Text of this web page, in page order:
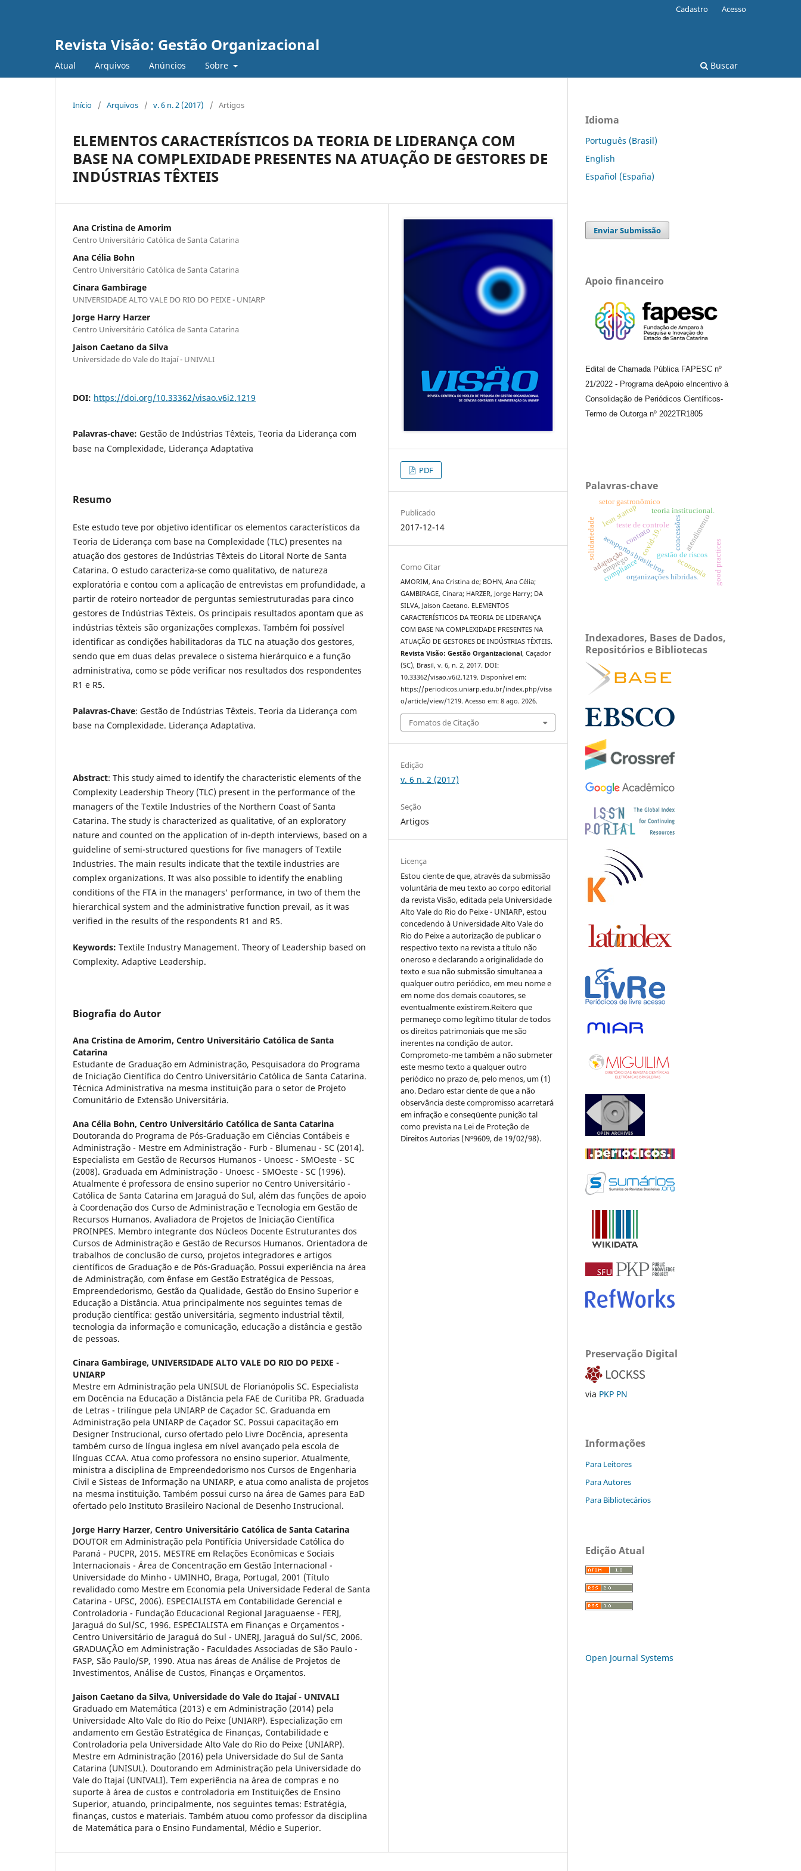
Revista Visão: Gestão Organizacional
Atual Arquivos Anúncios Sobre Buscar
Cadastro Acesso
Início / Arquivos / v. 6 n. 2 (2017) / Artigos
ELEMENTOS CARACTERÍSTICOS DA TEORIA DE LIDERANÇA COM
BASE NA COMPLEXIDADE PRESENTES NA ATUAÇÃO DE GESTORES DE
INDÚSTRIAS TÊXTEIS
Ana Cristina de Amorim
Centro Universitário Católica de Santa Catarina
Ana Célia Bohn
Centro Universitário Católica de Santa Catarina
Cinara Gambirage
UNIVERSIDADE ALTO VALE DO RIO DO PEIXE - UNIARP
Jorge Harry Harzer
Centro Universitário Católica de Santa Catarina
Jaison Caetano da Silva
Universidade do Vale do Itajaí - UNIVALI
DOI: https://doi.org/10.33362/visao.v6i2.1219
Palavras-chave: Gestão de Indústrias Têxteis, Teoria da Liderança com
base na Complexidade, Liderança Adaptativa
Resumo
Este estudo teve por objetivo identificar os elementos característicos da
Teoria de Liderança com base na Complexidade (TLC) presentes na
atuação dos gestores de Indústrias Têxteis do Litoral Norte de Santa
Catarina. O estudo caracteriza-se como qualitativo, de natureza
exploratória e contou com a aplicação de entrevistas em profundidade, a
partir de roteiro norteador de perguntas semiestruturadas para cinco
gestores de Indústrias Têxteis. Os principais resultados apontam que as
indústrias têxteis são organizações complexas. Também foi possível
identificar as condições habilitadoras da TLC na atuação dos gestores,
sendo que em duas delas prevalece o sistema hierárquico e a função
administrativa, como se pôde verificar nos resultados dos respondentes
R1 e R5.
Palavras-Chave: Gestão de Indústrias Têxteis. Teoria da Liderança com
base na Complexidade. Liderança Adaptativa.
Abstract: This study aimed to identify the characteristic elements of the
Complexity Leadership Theory (TLC) present in the performance of the
managers of the Textile Industries of the Northern Coast of Santa
Catarina. The study is characterized as qualitative, of an exploratory
nature and counted on the application of in-depth interviews, based on a
guideline of semi-structured questions for five managers of Textile
Industries. The main results indicate that the textile industries are
complex organizations. It was also possible to identify the enabling
conditions of the FTA in the managers' performance, in two of them the
hierarchical system and the administrative function prevail, as it was
verified in the results of the respondents R1 and R5.
Keywords: Textile Industry Management. Theory of Leadership based on
Complexity. Adaptive Leadership.
Biografia do Autor
Ana Cristina de Amorim, Centro Universitário Católica de Santa
Catarina
Estudante de Graduação em Administração, Pesquisadora do Programa
de Iniciação Científica do Centro Universitário Católica de Santa Catarina.
Técnica Administrativa na mesma instituição para o setor de Projeto
Comunitário de Extensão Universitária.
Ana Célia Bohn, Centro Universitário Católica de Santa Catarina
Doutoranda do Programa de Pós-Graduação em Ciências Contábeis e
Administração - Mestre em Administração - Furb - Blumenau - SC (2014).
Especialista em Gestão de Recursos Humanos - Unoesc - SMOeste - SC
(2008). Graduada em Administração - Unoesc - SMOeste - SC (1996).
Atualmente é professora de ensino superior no Centro Universitário -
Católica de Santa Catarina em Jaraguá do Sul, além das funções de apoio
à Coordenação dos Curso de Administração e Tecnologia em Gestão de
Recursos Humanos. Avaliadora de Projetos de Iniciação Científica
PROINPES. Membro integrante dos Núcleos Docente Estruturantes dos
Cursos de Administração e Gestão de Recursos Humanos. Orientadora de
trabalhos de conclusão de curso, projetos integradores e artigos
científicos de Graduação e de Pós-Graduação. Possui experiência na área
de Administração, com ênfase em Gestão Estratégica de Pessoas,
Empreendedorismo, Gestão da Qualidade, Gestão do Ensino Superior e
Educação a Distância. Atua principalmente nos seguintes temas de
produção científica: gestão universitária, segmento industrial têxtil,
tecnologia da informação e comunicação, educação a distância e gestão
de pessoas.
Cinara Gambirage, UNIVERSIDADE ALTO VALE DO RIO DO PEIXE -
UNIARP
Mestre em Administração pela UNISUL de Florianópolis SC. Especialista
em Docência na Educação a Distância pela FAE de Curitiba PR. Graduada
de Letras - trilíngue pela UNIARP de Caçador SC. Graduanda em
Administração pela UNIARP de Caçador SC. Possui capacitação em
Designer Instrucional, curso ofertado pelo Livre Docência, apresenta
também curso de língua inglesa em nível avançado pela escola de
línguas CCAA. Atua como professora no ensino superior. Atualmente,
ministra a disciplina de Empreendedorismo nos Cursos de Engenharia
Civil e Sisteas de Informação na UNIARP, e atua como analista de projetos
na mesma instituição. Também possui curso na área de Games para EaD
ofertado pelo Instituto Brasileiro Nacional de Desenho Instrucional.
Jorge Harry Harzer, Centro Universitário Católica de Santa Catarina
DOUTOR em Administração pela Pontifícia Universidade Católica do
Paraná - PUCPR, 2015. MESTRE em Relações Econômicas e Sociais
Internacionais - Área de Concentração em Gestão Internacional -
Universidade do Minho - UMINHO, Braga, Portugal, 2001 (Título
revalidado como Mestre em Economia pela Universidade Federal de Santa
Catarina - UFSC, 2006). ESPECIALISTA em Contabilidade Gerencial e
Controladoria - Fundação Educacional Regional Jaraguaense - FERJ,
Jaraguá do Sul/SC, 1996. ESPECIALISTA em Finanças e Orçamentos -
Centro Universitário de Jaraguá do Sul - UNERJ, Jaraguá do Sul/SC, 2006.
GRADUAÇÃO em Administração - Faculdades Associadas de São Paulo -
FASP, São Paulo/SP, 1990. Atua nas áreas de Análise de Projetos de
Investimentos, Análise de Custos, Finanças e Orçamentos.
Jaison Caetano da Silva, Universidade do Vale do Itajaí - UNIVALI
Graduado em Matemática (2013) e em Administração (2014) pela
Universidade Alto Vale do Rio do Peixe (UNIARP). Especialização em
andamento em Gestão Estratégica de Finanças, Contabilidade e
Controladoria pela Universidade Alto Vale do Rio do Peixe (UNIARP).
Mestre em Administração (2016) pela Universidade do Sul de Santa
Catarina (UNISUL). Doutorando em Administração pela Universidade do
Vale do Itajaí (UNIVALI). Tem experiência na área de compras e no
suporte à área de custos e controladoria em Instituições de Ensino
Superior, atuando, principalmente, nos seguintes temas: Estratégia,
finanças, custos e materiais. Também atuou como professor da disciplina
de Matemática para o Ensino Fundamental, Médio e Superior.
PDF
Publicado
2017-12-14
Como Citar
AMORIM, Ana Cristina de; BOHN, Ana Célia;
GAMBIRAGE, Cinara; HARZER, Jorge Harry; DA
SILVA, Jaison Caetano. ELEMENTOS
CARACTERÍSTICOS DA TEORIA DE LIDERANÇA
COM BASE NA COMPLEXIDADE PRESENTES NA
ATUAÇÃO DE GESTORES DE INDÚSTRIAS TÊXTEIS.
Revista Visão: Gestão Organizacional, Caçador
(SC), Brasil, v. 6, n. 2, 2017. DOI:
10.33362/visao.v6i2.1219. Disponível em:
https://periodicos.uniarp.edu.br/index.php/visa
o/article/view/1219. Acesso em: 8 ago. 2026.
Fomatos de Citação
Edição
v. 6 n. 2 (2017)
Seção
Artigos
Licença
Estou ciente de que, através da submissão
voluntária de meu texto ao corpo editorial
da revista Visão, editada pela Universidade
Alto Vale do Rio do Peixe - UNIARP, estou
concedendo à Universidade Alto Vale do
Rio do Peixe a autorização de publicar o
respectivo texto na revista a título não
oneroso e declarando a originalidade do
texto e sua não submissão simultanea a
qualquer outro periódico, em meu nome e
em nome dos demais coautores, se
eventualmente existirem.Reitero que
permaneço como legítimo titular de todos
os direitos patrimoniais que me são
inerentes na condição de autor.
Comprometo-me também a não submeter
este mesmo texto a qualquer outro
periódico no prazo de, pelo menos, um (1)
ano. Declaro estar ciente de que a não
observância deste compromisso acarretará
em infração e conseqüente punição tal
como prevista na Lei de Proteção de
Direitos Autorias (Nº9609, de 19/02/98).
Idioma
Português (Brasil)
English
Español (España)
Enviar Submissão
Apoio financeiro
Edital de Chamada Pública FAPESC nº
21/2022 - Programa deApoio e Incentivo à
Consolidação de Periódicos Científicos-
Termo de Outorga nº 2022TR1805
Palavras-chave
covid-19. concessões
aeroportos brasileiros
organizações híbridas.
teoria institucional.
teste de controle
gestão de riscos
compliance
lean startup
setor gastronômico
adaptação
atendimento
solidariedade
economia good practices
emprego
contrato
Indexadores, Bases de Dados,
Repositórios e Bibliotecas
Preservação Digital
via PKP PN
Informações
Para Leitores
Para Autores
Para Bibliotecários
Edição Atual
Open Journal Systems